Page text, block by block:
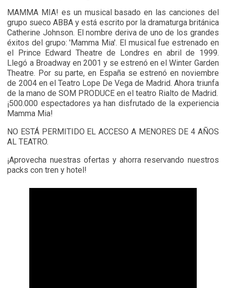
MAMMA MIA! es un musical basado en las canciones del
grupo sueco ABBA y está escrito por la dramaturga británica
Catherine Johnson. El nombre deriva de uno de los grandes
éxitos del grupo: 'Mamma Mia'. El musical fue estrenado en
el Prince Edward Theatre de Londres en abril de 1999.
Llegó a Broadway en 2001 y se estrenó en el Winter Garden
Theatre. Por su parte, en España se estrenó en noviembre
de 2004 en el Teatro Lope De Vega de Madrid. Ahora triunfa
de la mano de SOM PRODUCE en el teatro Rialto de Madrid.
¡500.000 espectadores ya han disfrutado de la experiencia
Mamma Mia!
NO ESTÁ PERMITIDO EL ACCESO A MENORES DE 4 AÑOS
AL TEATRO.
¡Aprovecha nuestras ofertas y ahorra reservando nuestros
packs con tren y hotel!